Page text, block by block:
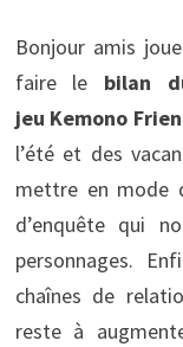
Bonjour amis
faire le bilan
jeu Kemono
l’été et des
mettre en mode
d’enquête qui
personnages.
chaînes de
reste à